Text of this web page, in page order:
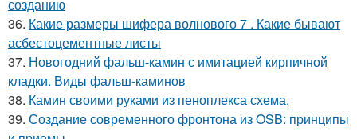
созданию
36. Какие размеры шифера волнового 7 . Какие бывают
асбестоцементные листы
37. Новогодний фальш-камин с имитацией кирпичной
кладки. Виды фальш-каминов
38. Камин своими руками из пеноплекса схема.
39. Создание современного фронтона из OSB: принципы